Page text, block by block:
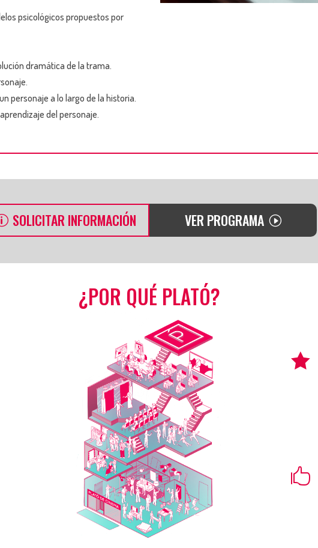
psicológicos propuestos por
dramática de la trama.
personaje a lo largo de la historia.
del personaje.
SOLICITAR INFORMACIÓN VER PROGRAMA
¿POR QUÉ PLATÓ?

